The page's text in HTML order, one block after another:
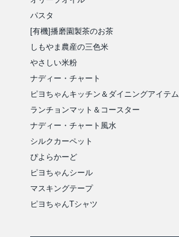
パスタ
[有機]播磨園製茶のお茶
しもやま農産の三色米
やさしい米粉
ナディー・チャート
ピヨちゃんキッチン＆ダイニングアイテム
ランチョンマット＆コースター
ナディー・チャート風水
シルクカーペット
ぴよらかーど
ピヨちゃんシール
マスキングテープ
ピヨちゃんTシャツ